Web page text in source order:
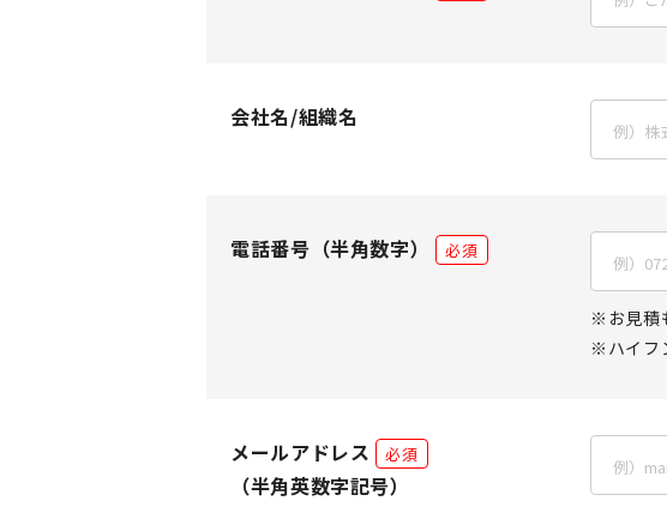
会社名/組織名
電話番号 （半角数字） 必須
お見
ハイフ
メールアドレス 必須
（半角英数字記号）